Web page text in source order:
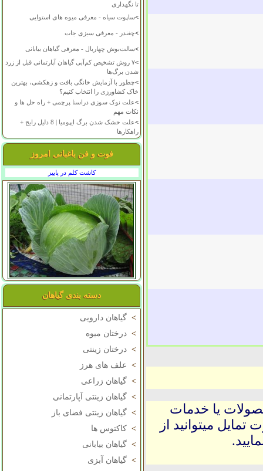
تا نگهداری
>ساپوت سیاه - معرفی میوه های استوایی
>چغندر - معرفی سبزی جات
>سالت‌بوش چهاربال - معرفی گیاهان بیابانی
>
۷ روش تشخیص کم‌آبی گیاهان آپارتمانی قبل از زرد
شدن برگ‌ها
>چطور با آزمایش خانگی بافت و زهکشی، بهترین
خاک کشاورزی را انتخاب کنیم؟
>علت نوک سوزی دراسنا پرچمی + راه حل ها و
نکات مهم
>
علت خشک شدن برگ ایپومیا | 8 دلیل رایج +
راهکارها
فوت و فن باغبانی امروز
کاشت کلم در پاییز
دسته بندی گیاهان
> گیاهان دارویی
> درختان میوه
> درختان زینتی
> علف های هرز
> گیاهان زراعی
> گیاهان زینتی آپارتمانی
> گیاهان زینتی فضای باز
> کاکتوس ها
> گیاهان بیابانی
> گیاهان آبزی
یا خدمات
میتوانید از